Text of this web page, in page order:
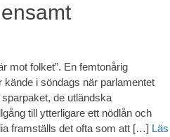
mot folket”. En femtonårig
i söndags när parlamentet
de utländska
till ytterligare ett nödlån och
framställs det ofta som att […] Läs